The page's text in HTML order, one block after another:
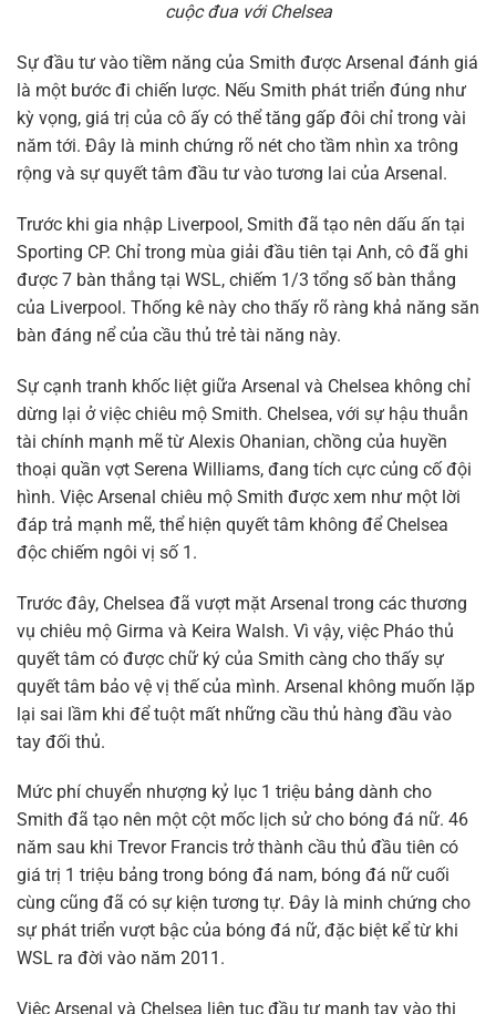
cuộc đua với Chelsea
Sự đầu tư vào tiềm năng của Smith được Arsenal đánh giá
là một bước đi chiến lược. Nếu Smith phát triển đúng như
kỳ vọng, giá trị của cô ấy có thể tăng gấp đôi chỉ trong vài
năm tới. Đây là minh chứng rõ nét cho tầm nhìn xa trông
rộng và sự quyết tâm đầu tư vào tương lai của Arsenal.
Trước khi gia nhập Liverpool, Smith đã tạo nên dấu ấn tại
Sporting CP. Chỉ trong mùa giải đầu tiên tại Anh, cô đã ghi
được 7 bàn thắng tại WSL, chiếm 1/3 tổng số bàn thắng
của Liverpool. Thống kê này cho thấy rõ ràng khả năng săn
bàn đáng nể của cầu thủ trẻ tài năng này.
Sự cạnh tranh khốc liệt giữa Arsenal và Chelsea không chỉ
dừng lại ở việc chiêu mộ Smith. Chelsea, với sự hậu thuẫn
tài chính mạnh mẽ từ Alexis Ohanian, chồng của huyền
thoại quần vợt Serena Williams, đang tích cực củng cố đội
hình. Việc Arsenal chiêu mộ Smith được xem như một lời
đáp trả mạnh mẽ, thể hiện quyết tâm không để Chelsea
độc chiếm ngôi vị số 1.
Trước đây, Chelsea đã vượt mặt Arsenal trong các thương
vụ chiêu mộ Girma và Keira Walsh. Vì vậy, việc Pháo thủ
quyết tâm có được chữ ký của Smith càng cho thấy sự
quyết tâm bảo vệ vị thế của mình. Arsenal không muốn lặp
lại sai lầm khi để tuột mất những cầu thủ hàng đầu vào
tay đối thủ.
Mức phí chuyển nhượng kỷ lục 1 triệu bảng dành cho
Smith đã tạo nên một cột mốc lịch sử cho bóng đá nữ. 46
năm sau khi Trevor Francis trở thành cầu thủ đầu tiên có
giá trị 1 triệu bảng trong bóng đá nam, bóng đá nữ cuối
cùng cũng đã có sự kiện tương tự. Đây là minh chứng cho
sự phát triển vượt bậc của bóng đá nữ, đặc biệt kể từ khi
WSL ra đời vào năm 2011.
Việc Arsenal và Chelsea liên tục đầu tư mạnh tay vào thị